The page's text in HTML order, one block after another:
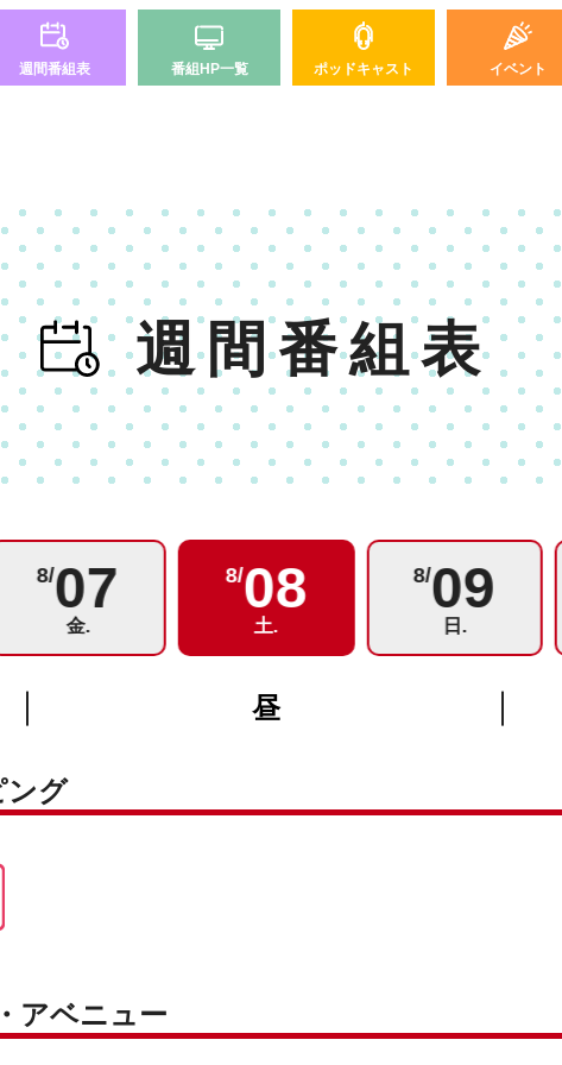
週間番組表 番組HP一覧 ポッドキャスト イベント
週間番組表
8/07
金.
8/08
土.
8/09
日.
昼
ング
アベニュー